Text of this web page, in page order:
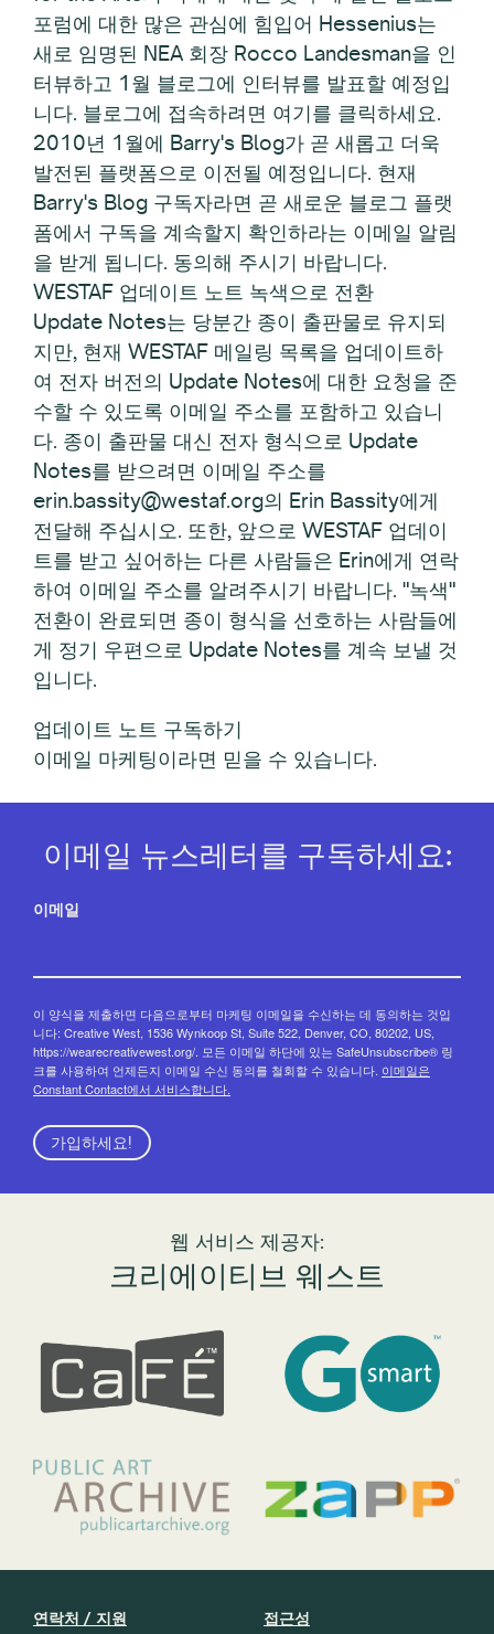
포럼에 대한 많은 관심에 힘입어 Hessenius는
새로 임명된 NEA 회장 Rocco Landesman을 인
터뷰하고 1월 블로그에 인터뷰를 발표할 예정입
니다. 블로그에 접속하려면 여기를 클릭하세요.
2010년 1월에 Barry's Blog가 곧 새롭고 더욱
발전된 플랫폼으로 이전될 예정입니다. 현재
Barry's Blog 구독자라면 곧 새로운 블로그 플랫
폼에서 구독을 계속할지 확인하라는 이메일 알림
을 받게 됩니다. 동의해 주시기 바랍니다.
WESTAF 업데이트 노트 녹색으로 전환
Update Notes는 당분간 종이 출판물로 유지되
지만, 현재 WESTAF 메일링 목록을 업데이트하
여 전자 버전의 Update Notes에 대한 요청을 준
수할 수 있도록 이메일 주소를 포함하고 있습니
다. 종이 출판물 대신 전자 형식으로 Update
Notes를 받으려면 이메일 주소를
erin.bassity@westaf.org의 Erin Bassity에게
전달해 주십시오. 또한, 앞으로 WESTAF 업데이
트를 받고 싶어하는 다른 사람들은 Erin에게 연락
하여 이메일 주소를 알려주시기 바랍니다. "녹색"
전환이 완료되면 종이 형식을 선호하는 사람들에
게 정기 우편으로 Update Notes를 계속 보낼 것
입니다.
업데이트 노트 구독하기
이메일 마케팅이라면 믿을 수 있습니다.
이메일 뉴스레터를 구독하세요:
이메일
이 양식을 제출하면 다음으로부터 마케팅 이메일을 수신하는 데 동의하는 것입
니다: Creative West, 1536 Wynkoop St, Suite 522, Denver, CO, 80202, US,
https://wearecreativewest.org/. 모든 이메일 하단에 있는 SafeUnsubscribe® 링
크를 사용하여 언제든지 이메일 수신 동의를 철회할 수 있습니다. 이메일은
Constant Contact에서 서비스합니다.
가입하세요!
웹 서비스 제공자:
크리에이티브 웨스트
연락처 / 지원 접근성